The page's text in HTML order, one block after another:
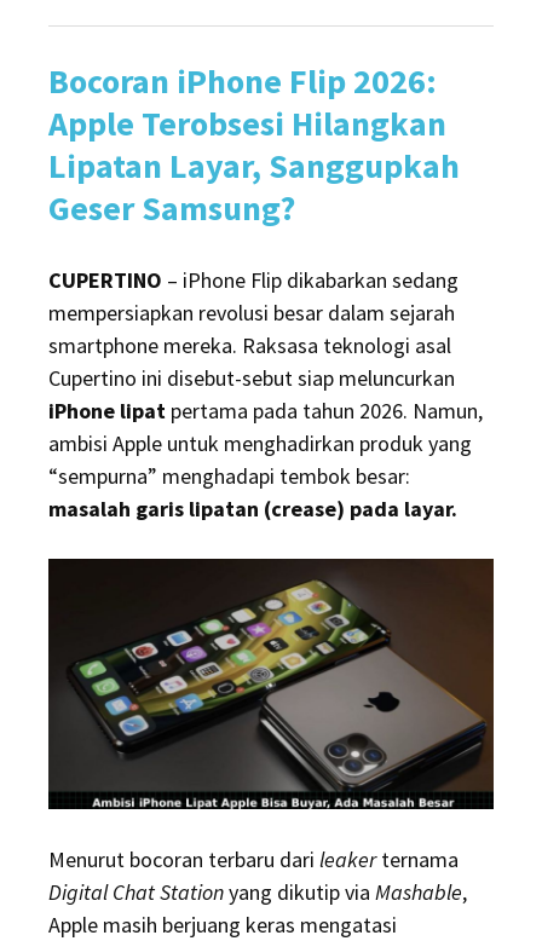
Flip
Bisa
Buyar,
Besar
Bocoran iPhone Flip 2026:
Apple Terobsesi Hilangkan
Lipatan Layar, Sanggupkah
Geser Samsung?
CUPERTINO – iPhone Flip dikabarkan sedang
mempersiapkan revolusi besar dalam sejarah
smartphone mereka. Raksasa teknologi asal
Cupertino ini disebut-sebut siap meluncurkan
iPhone lipat pertama pada tahun 2026. Namun,
ambisi Apple untuk menghadirkan produk yang
“sempurna” menghadapi tembok besar:
masalah garis lipatan (crease) pada layar.
Menurut bocoran terbaru dari leakerternama
Digital Chat Stationyang dikutip via Mashable,
Apple masih berjuang keras mengatasi